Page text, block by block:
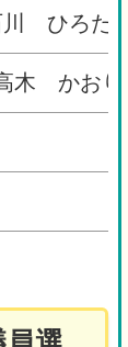
川 ひろた
木 かおり